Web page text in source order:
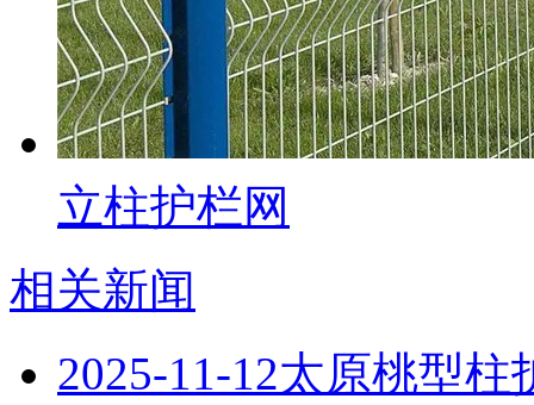
立柱护栏网
相关新闻
2025-11-12太原桃型柱